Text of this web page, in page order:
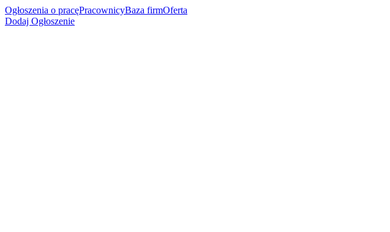
Ogłoszenia o pracęPracownicyBaza firmOferta
Dodaj Ogłoszenie